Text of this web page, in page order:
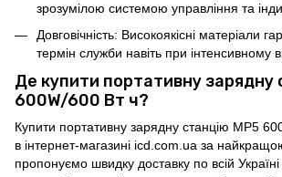
зрозумілою системою управління та
Довговічність: Високоякісні матеріали
термін служби навіть при інтенсивному
Де купити портативну зарядну
600W/600 Вт ч?
Купити портативну зарядну станцію MP5
в інтернет-магазині icd.com.ua за
пропонуємо швидку доставку по всій